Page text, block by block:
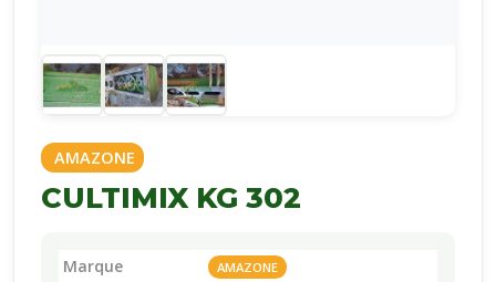
AMAZONE
CULTIMIX KG 302
Marque AMAZONE